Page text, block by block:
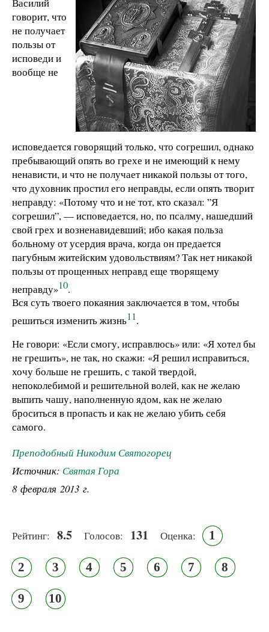
говорит, что
не получает
пользы от
исповеди и
вообще не
исповедается говорящий только, что согрешил, однако
пребывающий опять во грехе и не имеющий к нему
ненависти, и что не получает никакой пользы от того,
что духовник простил его неправды, если опять творит
неправду: «Потому что и не тот, кто сказал: ”Я
согрешил”, — исповедается, но, по псалму, нашедший
свой грех и возненавидевший; ибо какая польза
больному от усердия врача, когда он предается
пагубным житейским удовольствиям? Так нет никакой
пользы от прощенных неправд еще творящему
неправду»10.
Вся суть твоего покаяния заключается в том, чтобы
решиться изменить жизнь11.
Не говори: «Если смогу, исправлюсь» или: «Я хотел бы
не грешить», не так, но скажи: «Я решил исправиться,
хочу больше не грешить, с такой твердой,
непоколебимой и решительной волей, как не желаю
выпить чашу, наполненную ядом, как не желаю
броситься в пропасть и как не желаю убить себя
самого.
Преподобный Никодим Святогорец
Источник: Святая Гора
8 февраля 2013 г.
Рейтинг: 8.5 Голосов: 131 Оценка: 1
2 3 4 5 6 7 8
9 10